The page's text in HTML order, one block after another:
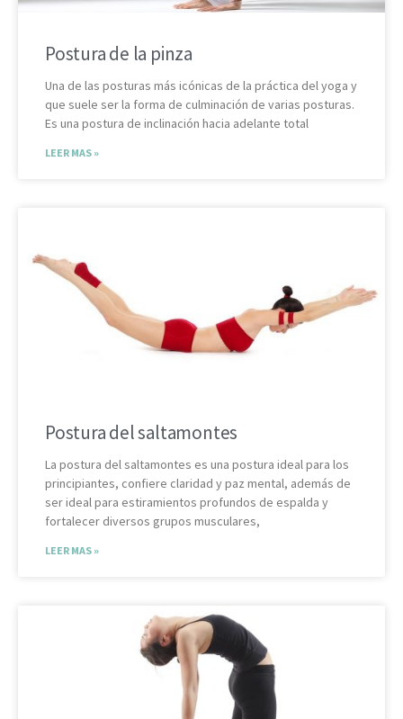
Postura de la pinza
Una de las posturas más icónicas de la práctica del yoga y
que suele ser la forma de culminación de varias posturas.
Es una postura de inclinación hacia adelante total
LEER MAS »
Postura del saltamontes
La postura del saltamontes es una postura ideal para los
principiantes, confiere claridad y paz mental, además de
ser ideal para estiramientos profundos de espalda y
fortalecer diversos grupos musculares,
LEER MAS »